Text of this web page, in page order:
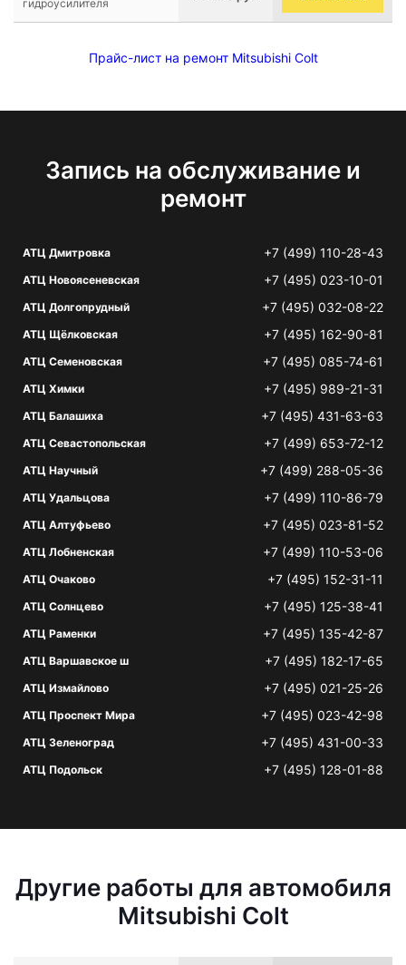
гидроусилителя
Прайс-лист на ремонт Mitsubishi Colt
Запись на обслуживание и
ремонт
АТЦ Дмитровка +7 (499) 110-28-43
АТЦ Новоясеневская +7 (495) 023-10-01
АТЦ Долгопрудный +7 (495) 032-08-22
АТЦ Щёлковская +7 (495) 162-90-81
АТЦ Семеновская +7 (495) 085-74-61
АТЦ Химки +7 (495) 989-21-31
АТЦ Балашиха +7 (495) 431-63-63
АТЦ Севастопольская +7 (499) 653-72-12
АТЦ Научный +7 (499) 288-05-36
АТЦ Удальцова +7 (499) 110-86-79
АТЦ Алтуфьево +7 (495) 023-81-52
АТЦ Лобненская +7 (499) 110-53-06
АТЦ Очаково +7 (495) 152-31-11
АТЦ Солнцево +7 (495) 125-38-41
АТЦ Раменки +7 (495) 135-42-87
АТЦ Варшавское ш +7 (495) 182-17-65
АТЦ Измайлово +7 (495) 021-25-26
АТЦ Проспект Мира +7 (495) 023-42-98
АТЦ Зеленоград +7 (495) 431-00-33
АТЦ Подольск +7 (495) 128-01-88
Другие работы для автомобиля
Mitsubishi Colt